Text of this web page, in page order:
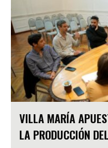
VILLA MARÍA
LA PRODUCCIÓN